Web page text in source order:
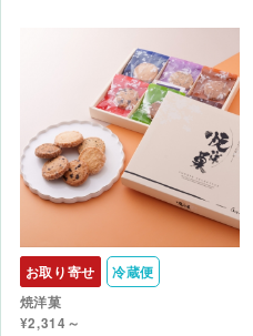
お取り寄せ
冷蔵便
焼洋菓
¥2,314～